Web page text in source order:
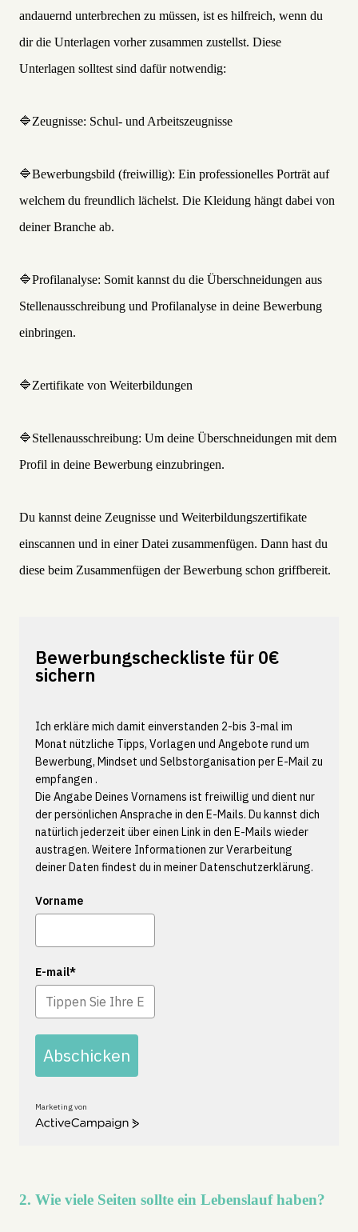
andauernd unterbrechen zu müssen, ist es hilfreich, wenn du
dir die Unterlagen vorher zusammen zustellst. Diese
Unterlagen solltest sind dafür notwendig:
🔷Zeugnisse: Schul- und Arbeitszeugnisse
🔷Bewerbungsbild (freiwillig): Ein professionelles Porträt auf
welchem du freundlich lächelst. Die Kleidung hängt dabei von
deiner Branche ab.
🔷Profilanalyse: Somit kannst du die Überschneidungen aus
Stellenausschreibung und Profilanalyse in deine Bewerbung
einbringen.
🔷Zertifikate von Weiterbildungen
🔷Stellenausschreibung: Um deine Überschneidungen mit dem
Profil in deine Bewerbung einzubringen.
Du kannst deine Zeugnisse und Weiterbildungszertifikate
einscannen und in einer Datei zusammenfügen. Dann hast du
diese beim Zusammenfügen der Bewerbung schon griffbereit.
Bewerbungscheckliste für 0€
sichern
Ich erkläre mich damit einverstanden 2-bis 3-mal im
Monat nützliche Tipps, Vorlagen und Angebote rund um
Bewerbung, Mindset und Selbstorganisation per E-Mail zu
empfangen .
Die Angabe Deines Vornamens ist freiwillig und dient nur
der persönlichen Ansprache in den E-Mails. Du kannst dich
natürlich jederzeit über einen Link in den E-Mails wieder
austragen. Weitere Informationen zur Verarbeitung
deiner Daten findest du in meiner Datenschutzerklärung.
Vorname
E-mail*
Abschicken
Marketing von
A
C
2. Wie viele Seiten sollte ein Lebenslauf haben?